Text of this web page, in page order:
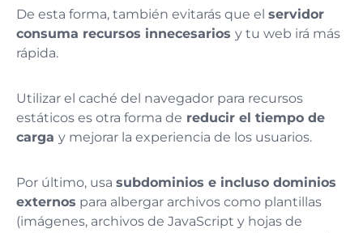
De esta forma, también evitarás que el servidor
consuma recursos innecesarios y tu web irá más
rápida.
Utilizar el caché del navegador para recursos
estáticos es otra forma de reducir el tiempo de
carga y mejorar la experiencia de los usuarios.
Por último, usa subdominios e incluso dominios
externos para albergar archivos como plantillas
(imágenes, archivos de JavaScript y hojas de